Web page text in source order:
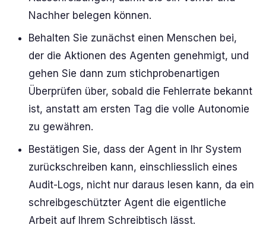
Nachher belegen können.
Behalten Sie zunächst einen Menschen bei,
der die Aktionen des Agenten genehmigt, und
gehen Sie dann zum stichprobenartigen
Überprüfen über, sobald die Fehlerrate bekannt
ist, anstatt am ersten Tag die volle Autonomie
zu gewähren.
Bestätigen Sie, dass der Agent in Ihr System
zurückschreiben kann, einschliesslich eines
Audit-Logs, nicht nur daraus lesen kann, da ein
schreibgeschützter Agent die eigentliche
Arbeit auf Ihrem Schreibtisch lässt.